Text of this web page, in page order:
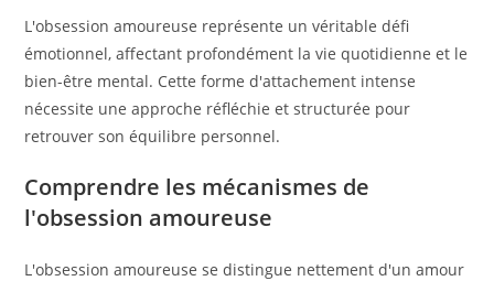
L'obsession amoureuse représente un véritable défi
émotionnel, affectant profondément la vie quotidienne et le
bien-être mental. Cette forme d'attachement intense
nécessite une approche réfléchie et structurée pour
retrouver son équilibre personnel.
Comprendre les mécanismes de
l'obsession amoureuse
L'obsession amoureuse se distingue nettement d'un amour